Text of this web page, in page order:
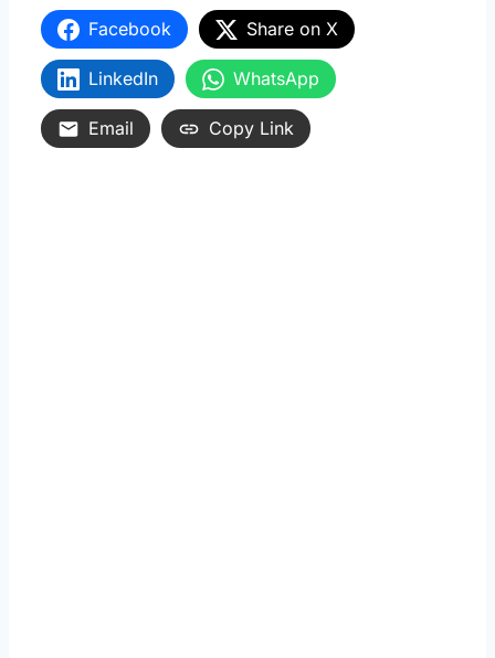
Facebook Share on X
LinkedIn WhatsApp
Email Copy Link